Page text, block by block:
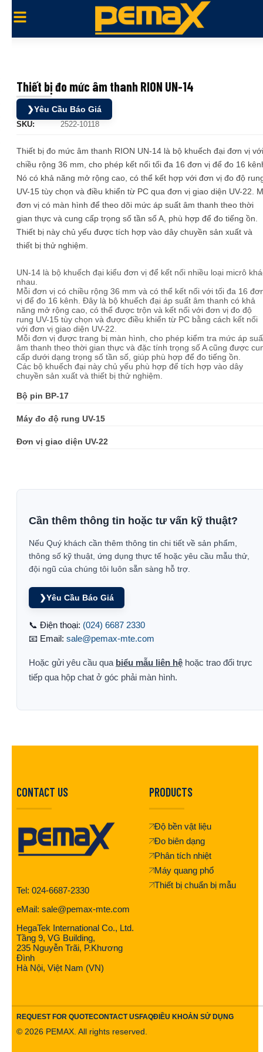
Thiết bị đo mức âm thanh RION UN-14
❯Yêu Cầu Báo Giá
SKU: 2522-10118
Thiết bị đo mức âm thanh RION UN-14 là bộ khuếch đại đơn vị với
chiều rộng 36 mm, cho phép kết nối tối đa 16 đơn vị để đo 16
Nó có khả năng mở rộng cao, có thể kết hợp với đơn vị đo độ
UV-15 tùy chọn và điều khiển từ PC qua đơn vị giao diện UV-22.
đơn vị có màn hình để theo dõi mức áp suất âm thanh theo thời
gian thực và cung cấp trọng số tần số A, phù hợp để đo tiếng ồn.
Thiết bị này chủ yếu được tích hợp vào dây chuyền sản xuất và
thiết bị thử nghiệm.
UN-14 là bộ khuếch đại kiểu đơn vị để kết nối nhiều loại micrô
nhau.
Mỗi đơn vị có chiều rộng 36 mm và có thể kết nối với tối đa 16
vị để đo 16 kênh. Đây là bộ khuếch đại áp suất âm thanh có khả
năng mở rộng cao, có thể được trộn và kết nối với đơn vị đo độ
rung UV-15 tùy chọn và được điều khiển từ PC bằng cách kết nối
với đơn vị giao diện UV-22.
Mỗi đơn vị được trang bị màn hình, cho phép kiểm tra mức áp
âm thanh theo thời gian thực và đặc tính trọng số A cũng được
cấp dưới dạng trọng số tần số, giúp phù hợp để đo tiếng ồn.
Các bộ khuếch đại này chủ yếu phù hợp để tích hợp vào dây
chuyền sản xuất và thiết bị thử nghiệm.
Bộ pin BP-17
Máy đo độ rung UV-15
Đơn vị giao diện UV-22
Cần thêm thông tin hoặc tư vấn kỹ thuật?
Nếu Quý khách cần thêm thông tin chi tiết về sản phẩm,
thông số kỹ thuật, ứng dụng thực tế hoặc yêu cầu mẫu thử,
đội ngũ của chúng tôi luôn sẵn sàng hỗ trợ.
❯Yêu Cầu Báo Giá
📞 Điện thoại: (024) 6687 2330
📧 Email: sale@pemax-mte.com
Hoặc gửi yêu cầu qua biểu mẫu liên hệ hoặc trao đổi trực
tiếp qua hộp chat ở góc phải màn hình.
CONTACT US
Tel: 024-6687-2330
eMail: sale@pemax-mte.com
HegaTek International Co., Ltd.
Tầng 9, VG Building,
235 Nguyễn Trãi, P.Khương
Đình
Hà Nội, Việt Nam (VN)
PRODUCTS
Độ bền vật liệu
Đo biên dạng
Phân tích nhiệt
Máy quang phổ
Thiết bị chuẩn bị mẫu
REQUEST FOR QUOTECONTACT USFAQĐIỀU KHOẢN SỬ DỤNG
© 2026 PEMAX. All rights reserved.